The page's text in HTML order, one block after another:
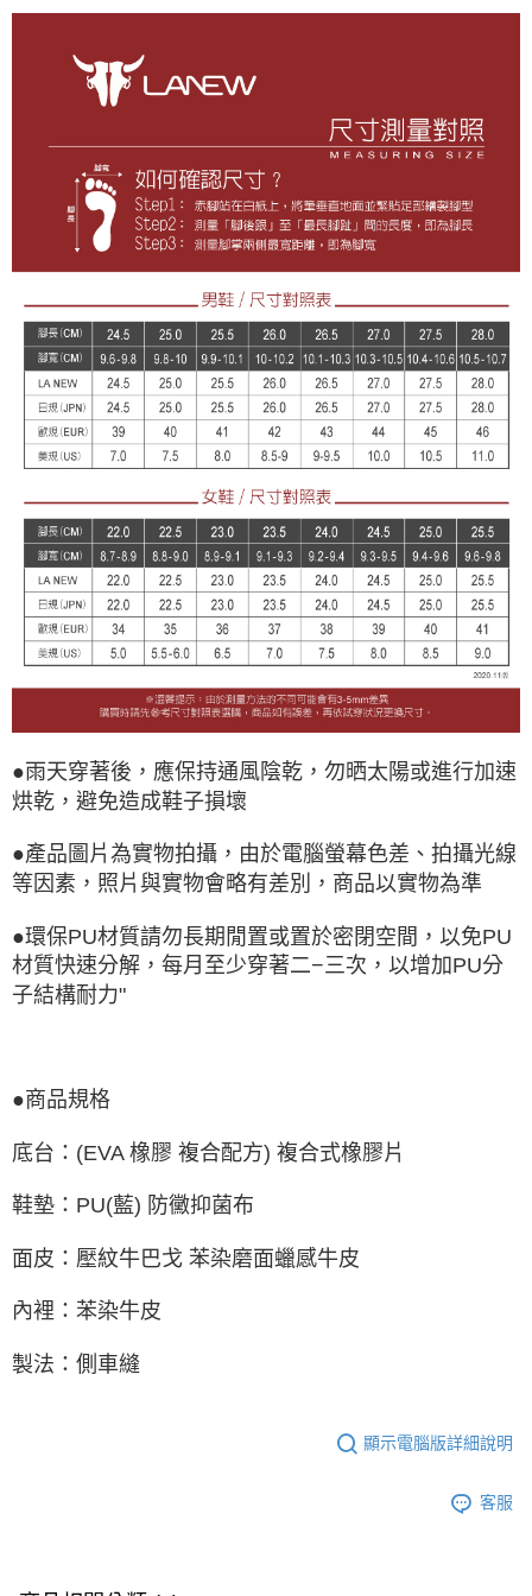
●雨天穿著後，應保持通風陰乾，勿晒太陽或進行加速
烘乾，避免造成鞋子損壞
●產品圖片為實物拍攝，由於電腦螢幕色差、拍攝光線
等因素，照片與實物會略有差別，商品以實物為準
●環保PU材質請勿長期閒置或置於密閉空間，以免PU
材質快速分解，每月至少穿著二−三次，以增加PU分
子結構耐力"
●商品規格
底台：(EVA 橡膠 複合配方) 複合式橡膠片
鞋墊：PU(藍) 防黴抑菌布
面皮：壓紋牛巴戈 苯染磨面蠟感牛皮
內裡：苯染牛皮
製法：側車縫
顯示電腦版詳細說明
客服